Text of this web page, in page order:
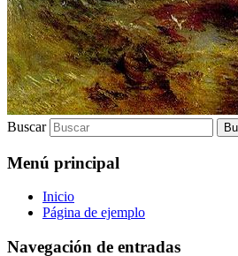
Buscar
Menú principal
Inicio
Página de ejemplo
Navegación de entradas